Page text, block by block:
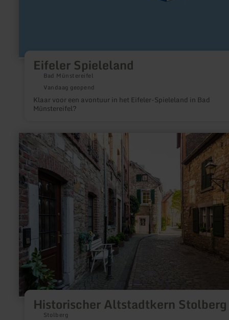
Eifeler Spieleland
Bad Münstereifel
Vandaag geopend
Klaar voor een avontuur in het Eifeler-Spieleland in Bad
Münstereifel?
Historischer Altstadtkern Stolberg
Stolberg
meer
informatie
over:
Historischer
Altstadtkern
Stolberg